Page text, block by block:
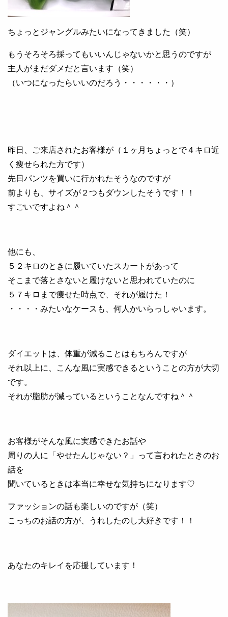
ちょっとジャングルみたいになってきました（笑）
もうそろそろ採ってもいいんじゃないかと思うのですが
主人がまだダメだと言います（笑）
（いつになったらいいのだろう・・・・・・）
昨日、ご来店されたお客様が（１ヶ月ちょっとで４キロ近
く痩せられた方です）
先日パンツを買いに行かれたそうなのですが
前よりも、サイズが２つもダウンしたそうです！！
すごいですよね＾＾
他にも、
５２キロのときに履いていたスカートがあって
そこまで落とさないと履けないと思われていたのに
５７キロまで痩せた時点で、それが履けた！
・・・・みたいなケースも、何人かいらっしゃいます。
ダイエットは、体重が減ることはもちろんですが
それ以上に、こんな風に実感できるということの方が大切
です。
それが脂肪が減っているということなんですね＾＾
お客様がそんな風に実感できたお話や
周りの人に「やせたんじゃない？」って言われたときのお
話を
聞いているときは本当に幸せな気持ちになります♡
ファッションの話も楽しいのですが（笑）
こっちのお話の方が、うれしたのし大好きです！！
あなたのキレイを応援しています！